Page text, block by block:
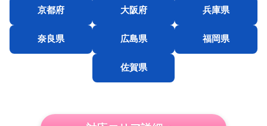
京都府 大阪府 兵庫県
奈良県 広島県 福岡県
佐賀県